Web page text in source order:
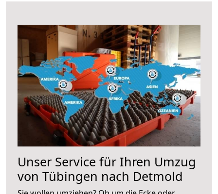
Unser Service für Ihren Umzug
von Tübingen nach Detmold